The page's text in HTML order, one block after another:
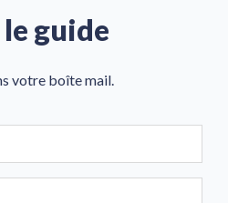
guide
votre boîte mail.